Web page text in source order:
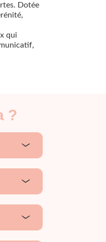
Dotée
qui
?